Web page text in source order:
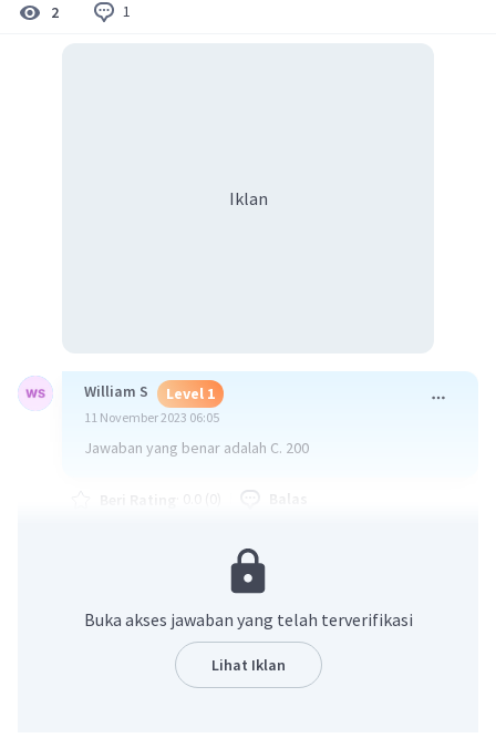
2 1
Iklan
William S Level 1
11 November 2023 06:05
Jawaban yang benar adalah C. 200
Balas
Iklan
Buka akses jawaban yang telah terverifikasi
Lihat Iklan